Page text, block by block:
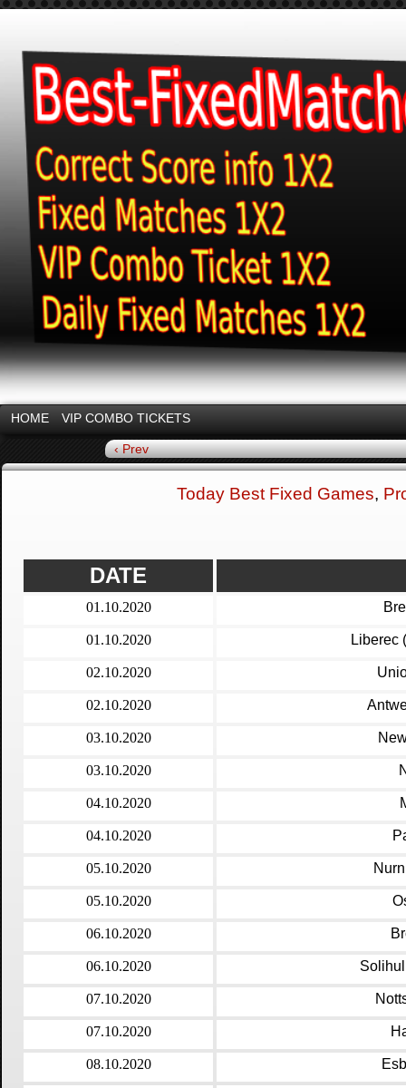
HOME VIP COMBO TICKETS
‹ Prev
Today Best Fixed Games,
DATE
01.10.2020
01.10.2020 Liberec
02.10.2020
02.10.2020
03.10.2020
03.10.2020
04.10.2020
04.10.2020
05.10.2020
05.10.2020
06.10.2020
06.10.2020
07.10.2020
07.10.2020
08.10.2020